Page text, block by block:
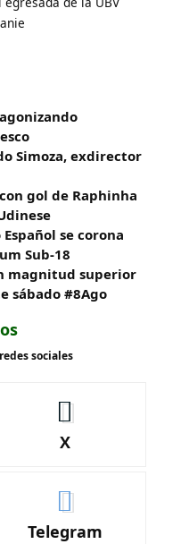
Simoza, exdirector
gol de Raphinha
se corona
Sub-18
magnitud superior
sábado #8Ago
sociales
X
Telegram